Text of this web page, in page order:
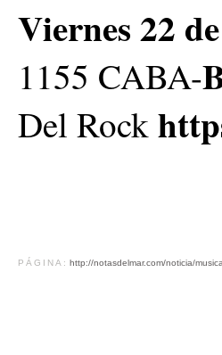
Viernes 22
1155 CABA-
Del Rock
PÁGINA: http://notasdelmar.com/noticia/